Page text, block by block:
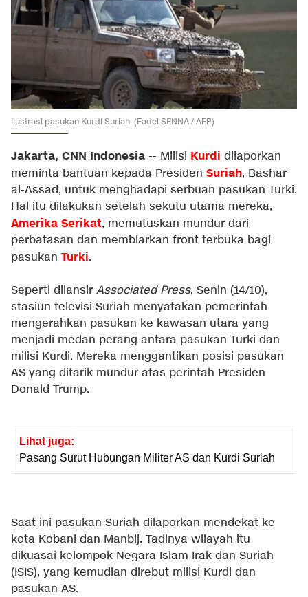
Ilustrasi pasukan Kurdi Suriah. (Fadel SENNA / AFP)
Jakarta, CNN Indonesia -- Milisi Kurdi dilaporkan
meminta bantuan kepada Presiden Suriah, Bashar
al-Assad, untuk menghadapi serbuan pasukan Turki.
Hal itu dilakukan setelah sekutu utama mereka,
Amerika Serikat, memutuskan mundur dari
perbatasan dan membiarkan front terbuka bagi
pasukan Turki.
Seperti dilansir Associated Press, Senin (14/10),
stasiun televisi Suriah menyatakan pemerintah
mengerahkan pasukan ke kawasan utara yang
menjadi medan perang antara pasukan Turki dan
milisi Kurdi. Mereka menggantikan posisi pasukan
AS yang ditarik mundur atas perintah Presiden
Donald Trump.
Lihat juga:
Pasang Surut Hubungan Militer AS dan Kurdi Suriah
Saat ini pasukan Suriah dilaporkan mendekat ke
kota Kobani dan Manbij. Tadinya wilayah itu
dikuasai kelompok Negara Islam Irak dan Suriah
(ISIS), yang kemudian direbut milisi Kurdi dan
pasukan AS.